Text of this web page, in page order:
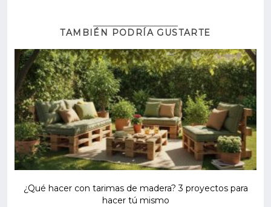
TAMBIÉN PODRÍA GUSTARTE
¿Qué hacer con tarimas de madera? 3 proyectos para
hacer tú mismo